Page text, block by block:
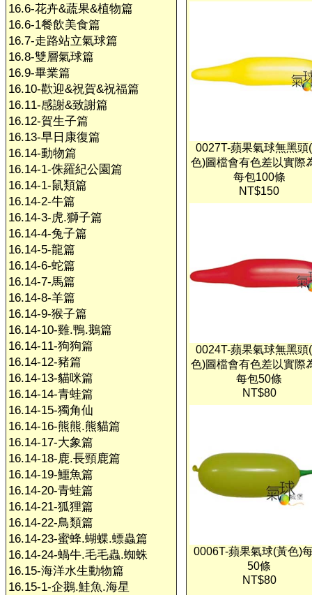
16.6-花卉&蔬果&植物篇
16.6-1餐飲美食篇
16.7-走路站立氣球篇
16.8-雙層氣球篇
16.9-畢業篇
16.10-歡迎&祝賀&祝福篇
16.11-感謝&致謝篇
16.12-賀生子篇
16.13-早日康復篇
16.14-動物篇
16.14-1-侏羅紀公園篇
16.14-1-鼠類篇
16.14-2-牛篇
16.14-3-虎.獅子篇
16.14-4-兔子篇
16.14-5-龍篇
16.14-6-蛇篇
16.14-7-馬篇
16.14-8-羊篇
16.14-9-猴子篇
16.14-10-雞.鴨.鵝篇
16.14-11-狗狗篇
16.14-12-豬篇
16.14-13-貓咪篇
16.14-14-青蛙篇
16.14-15-獨角仙
16.14-16-熊熊.熊貓篇
16.14-17-大象篇
16.14-18-鹿.長頸鹿篇
16.14-19-鱷魚篇
16.14-20-青蛙篇
16.14-21-狐狸篇
16.14-22-鳥類篇
16.14-23-蜜蜂.蝴蝶.螵蟲篇
16.14-24-蝸牛.毛毛蟲.蜘蛛
16.15-海洋水生動物篇
16.15-1-企鵝.鮭魚.海星
0027T-蘋果氣球無黑頭
色)圖檔會有色差以實際
每包100條
NT$150
0024T-蘋果氣球無黑頭
色)圖檔會有色差以實際
每包50條
NT$80
0006T-蘋果氣球(黃色)
50條
NT$80